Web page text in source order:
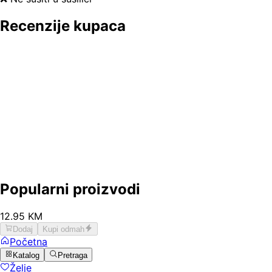
Recenzije kupaca
Popularni proizvodi
12.95 KM
Dodaj Kupi odmah
Početna
Katalog Pretraga
Želje